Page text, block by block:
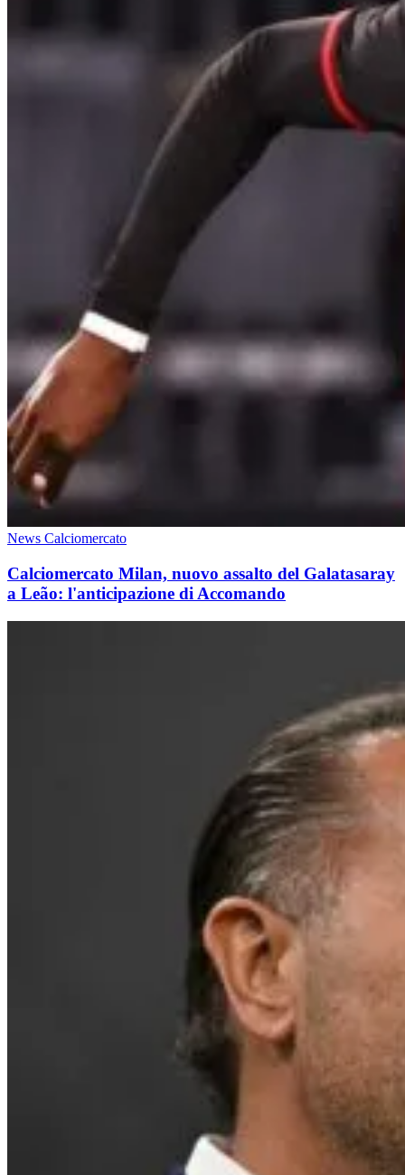
News Calciomercato
Calciomercato Milan, nuovo assalto del Galatasaray
a Leão: l'anticipazione di Accomando